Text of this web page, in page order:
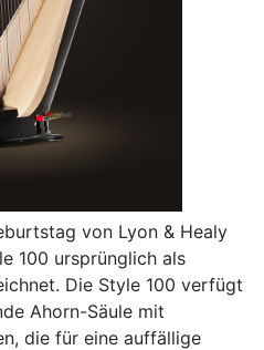
von Lyon & Healy
100 ursprünglich als
Die Style 100 verfügt
Ahorn-Säule mit
die für eine auffällige